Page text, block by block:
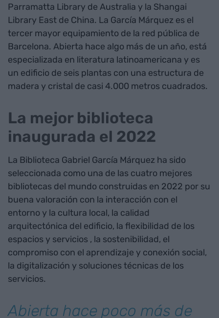
Parramatta Library de Australia y la Shangai
Library East de China. La García Márquez es el
tercer mayor equipamiento de la red pública de
Barcelona. Abierta hace algo más de un año, está
especializada en literatura latinoamericana y es
un edificio de seis plantas con una estructura de
madera y cristal de casi 4.000 metros cuadrados.
La mejor biblioteca
inaugurada el 2022
La Biblioteca Gabriel García Márquez ha sido
seleccionada como una de las cuatro mejores
bibliotecas del mundo construidas en 2022 por su
buena valoración con la interacción con el
entorno y la cultura local, la calidad
arquitectónica del edificio, la flexibilidad de los
espacios y servicios , la sostenibilidad, el
compromiso con el aprendizaje y conexión social,
la digitalización y soluciones técnicas de los
servicios.
Abierta hace poco más de